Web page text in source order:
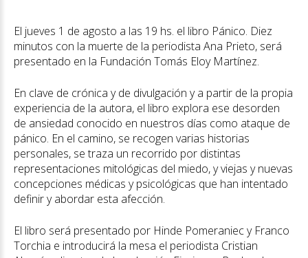
El jueves 1 de agosto a las 19 hs. el libro Pánico. Diez
minutos con la muerte de la periodista Ana Prieto, será
presentado en la Fundación Tomás Eloy Martínez.
En clave de crónica y de divulgación y a partir de la propia
experiencia de la autora, el libro explora ese desorden
de ansiedad conocido en nuestros días como ataque de
pánico. En el camino, se recogen varias historias
personales, se traza un recorrido por distintas
representaciones mitológicas del miedo, y viejas y nuevas
concepciones médicas y psicológicas que han intentado
definir y abordar esta afección.
El libro será presentado por Hinde Pomeraniec y Franco
Torchia e introducirá la mesa el periodista Cristian